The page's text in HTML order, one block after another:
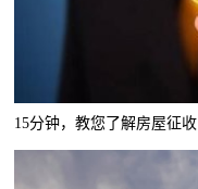
15分钟，教您了解房屋征收